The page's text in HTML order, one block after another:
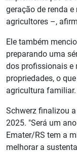
geração de renda
agricultores –,
Ele também
preparando uma
dos profissionais e
propriedades, o
agricultura familiar.
Schwerz finalizou
2025. "Será um
Emater/RS tem a
melhorar a